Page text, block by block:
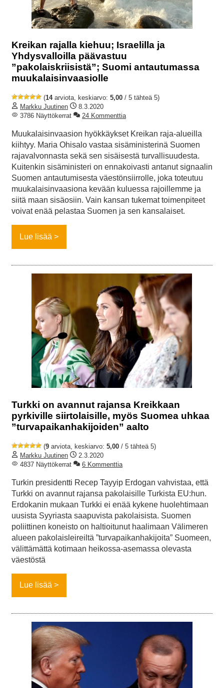
Kreikan rajalla kiehuu; Israelilla ja
Yhdysvalloilla päävastuu
”pakolaiskriisistä”; Suomi antautumassa
muukalaisinvaasiolle
(14arviota, keskiarvo: 5,00 / 5 tähteä 5)
Markku Juutinen
8.3.2020
3786 Näyttökerrat
24 Kommenttia
Muukalaisinvaasion hyökkäykset Kreikan raja-alueilla
kiihtyy. Maria Ohisalo vastaa sisäministerinä Suomen
rajavalvonnasta sekä sen sisäisestä turvallisuudesta.
Kuitenkin sisäministeri on ennakoivasti antanut signaalin
Suomen antautumisesta väestönsiirrolle, joka toteutuu
muukalaisinvaasiona kevään kuluessa rajoillemme ja
siitä maan sisäosiin. Vain kansan tukemat toimenpiteet
voivat enää pelastaa Suomen ja sen kansalaiset.
Lue lisää
Turkki on avannut rajansa Kreikkaan
pyrkiville siirtolaisille, myös Suomea uhkaa
”turvapaikanhakijoiden” aalto
(9 arviota, keskiarvo: 5,00 / 5 tähteä 5)
Markku Juutinen
2.3.2020
4837 Näyttökerrat
6 Kommenttia
Turkin presidentti Recep Tayyip Erdogan vahvistaa, että
Turkki on avannut rajansa pakolaisille Turkista EU:hun.
Erdokanin mukaan Turkki ei enää kykene huolehtimaan
uusista Syyriasta saapuvista pakolaisista. Suomen
poliittinen koneisto on haltioitunut haalimaan Välimeren
alueen pakolaisleireiltä ”turvapaikanhakijoita” Suomeen,
välittämättä kotimaan heikossa-asemassa olevasta
väestöstä
Lue lisää